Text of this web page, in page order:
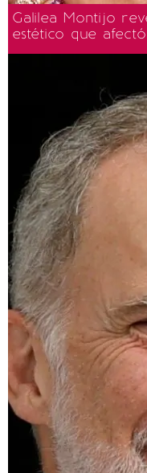
Galilea Montijo
estético que